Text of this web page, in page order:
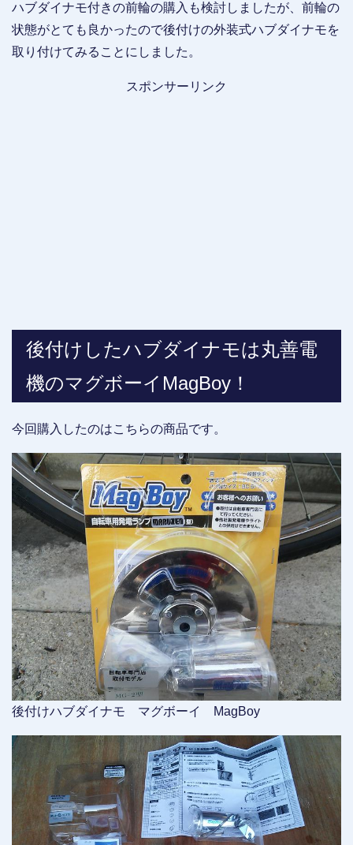
ハブダイナモ付きの前輪の購入も検討しましたが、前輪の
状態がとても良かったので後付けの外装式ハブダイナモを
取り付けてみることにしました。
スポンサーリンク
後付けしたハブダイナモは丸善電
機のマグボーイMagBoy！
今回購入したのはこちらの商品です。
後付けハブダイナモ マグボーイ MagBoy